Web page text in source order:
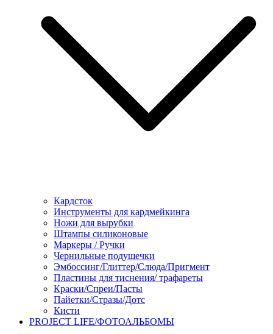
Кардсток
Инструменты для кардмейкинга
Ножи для вырубки
Штампы силиконовые
Маркеры / Ручки
Чернильные подушечки
Эмбоссинг/Глиттер/Слюда/Пригмент
Пластины для тиснения/ трафареты
Краски/Спреи/Пасты
Пайетки/Стразы/Дотс
Кисти
PROJECT LIFE/ФОТОАЛЬБОМЫ